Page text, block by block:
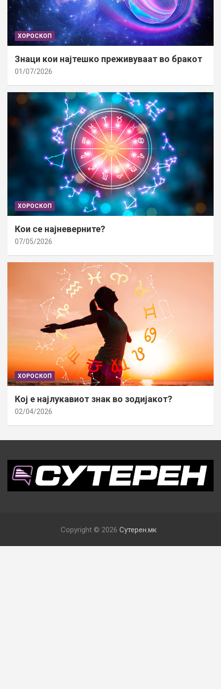
ХОРОСКОП
Знаци кои најтешко преживуваат во бракот
01/07/2026
ХОРОСКОП
Кои се најневерните?
07/05/2026
ХОРОСКОП
Кој е најлукавиот знак во зодијакот?
02/04/2026
Copyright © 2026 Сутерен.мк